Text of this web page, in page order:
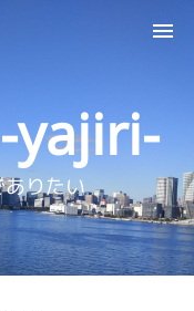
yajiri-
ありたい